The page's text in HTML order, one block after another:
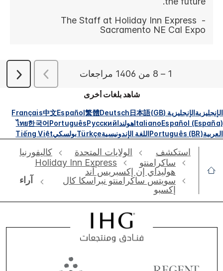
شاهد بلغات أخرى
الإنجليزيةالإنجليزية (GB) 日本語
Deutsch
繁體
Español
中文
Français
Español (España)
ItalianoهولنداРусский
Português
한국어
ไทย
العربيةPortuguês (BR)اللغة الإندونيسيةTürkçeبولسكيTiếng Việt
استكشف الولايات المتحدة
كاليفورنيا
ساكرامنتو
Holiday Inn Express
هوليداي إن إكسبريس آند
سويتس ساكرامنتو نبراسكا كال
إكسبو
آراء